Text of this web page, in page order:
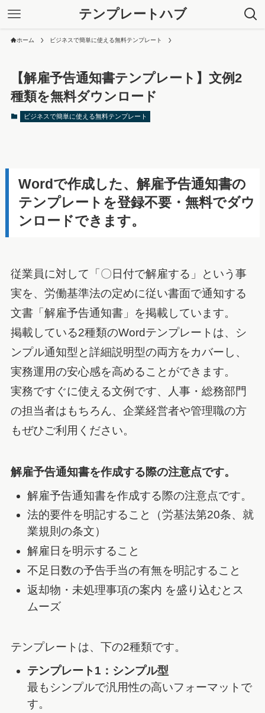
テンプレートハブ
ホーム ビジネスで簡単に使える無料テンプレート
【解雇予告通知書テンプレート】文例2
種類を無料ダウンロード
ビジネスで簡単に使える無料テンプレート
Wordで作成した、解雇予告通知書の
テンプレートを登録不要・無料でダウ
ンロードできます。
従業員に対して「〇日付で解雇する」という事
実を、労働基準法の定めに従い書面で通知する
文書「解雇予告通知書」を掲載しています。
掲載している2種類のWordテンプレートは、シ
ンプル通知型と詳細説明型の両方をカバーし、
実務運用の安心感を高めることができます。
実務ですぐに使える文例です、人事・総務部門
の担当者はもちろん、企業経営者や管理職の方
もぜひご利用ください。
解雇予告通知書を作成する際の注意点です。
解雇予告通知書を作成する際の注意点です。
法的要件を明記すること（労基法第20条、就
業規則の条文）
解雇日を明示すること
不足日数の予告手当の有無を明記すること
返却物・未処理事項の案内 を盛り込むとス
ムーズ
テンプレートは、下の2種類です。
テンプレート1：シンプル型
最もシンプルで汎用性の高いフォーマットで
す。